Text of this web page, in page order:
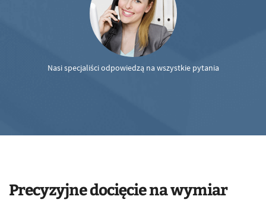
Nasi specjaliści odpowiedzą na wszystkie pytania
Precyzyjne docięcie na wymiar